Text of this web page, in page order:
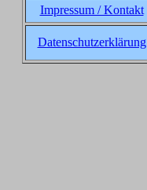
Impressum / Kontakt
Datenschutzerklärung